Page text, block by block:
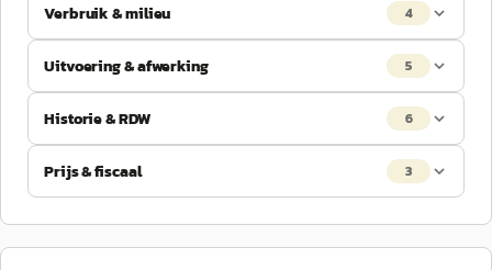
Verbruik & milieu 4
Uitvoering & afwerking 5
Historie & RDW 6
Prijs & fiscaal 3